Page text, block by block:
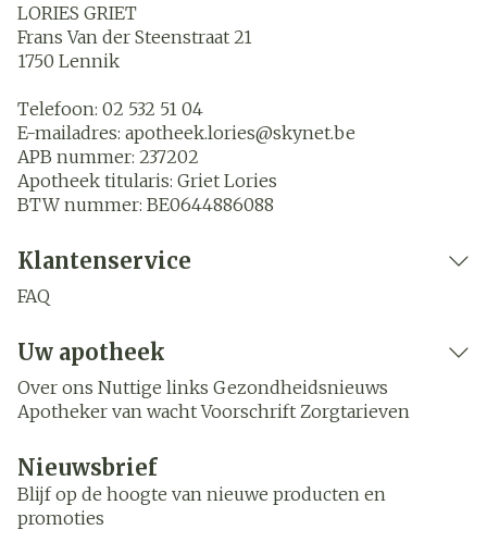
LORIES GRIET
Frans Van der Steenstraat 21
1750 Lennik
Telefoon: 02 532 51 04
E-mailadres: apotheek.lories@skynet.be
APB nummer: 237202
Apotheek titularis: Griet Lories
BTW nummer: BE0644886088
Klantenservice
FAQ
Uw apotheek
Over ons Nuttige links Gezondheidsnieuws
Apotheker van wacht Voorschrift Zorgtarieven
Nieuwsbrief
Blijf op de hoogte van nieuwe producten en
promoties